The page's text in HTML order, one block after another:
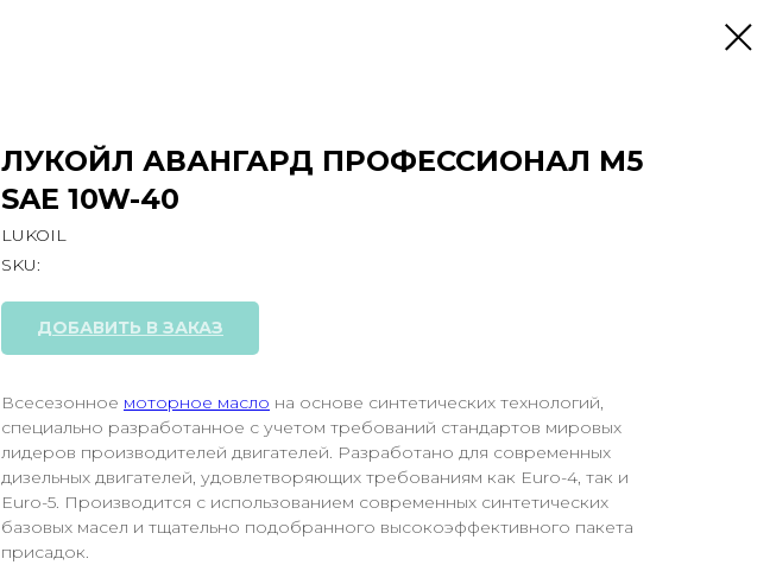
ЛУКОЙЛ АВАНГАРД ПРОФЕССИОНАЛ М5
SAE 10W-40
LUKOIL
SKU:
ДОБАВИТЬ В ЗАКАЗ
Всесезонное моторное масло на основе синтетических технологий,
специально разработанное с учетом требований стандартов мировых
лидеров производителей двигателей. Разработано для современных
дизельных двигателей, удовлетворяющих требованиям как Euro-4, так и
Euro-5. Производится с использованием современных синтетических
базовых масел и тщательно подобранного высокоэффективного пакета
присадок.